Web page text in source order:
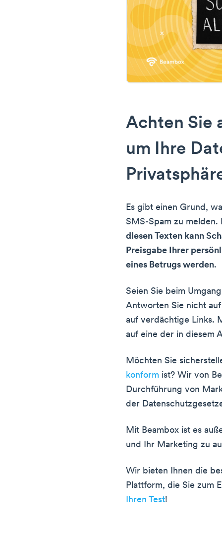
Achten Sie
um Ihre
Es gibt einen Grund,
SMS-Spam zu melden.
diesen Texten kann
Preisgabe Ihrer
eines Betrugs werden.
Seien Sie beim
Antworten Sie nicht
auf verdächtige Links.
auf eine der in diesem
Möchten Sie
konform ist? Wir von
Durchführung von
der
Mit Beambox ist es
und Ihr Marketing zu
Wir bieten Ihnen die
Plattform, die Sie zum
Ihren Test!